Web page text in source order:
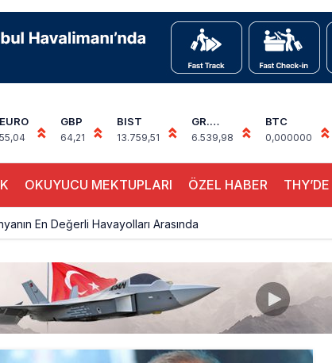
EURO
55,04
GBP
64,21
BIST
13.759,51
GR.
ALTIN
6.539,98
BTC
0,000000
OKUYUCU MEKTUPLARI ÖZEL HABER
En Değerli Havayolları Arasında
kısa rotalara hazırlanıyor
One, yolcu uçağına fazla yaklaştı
İstanbul’a indi